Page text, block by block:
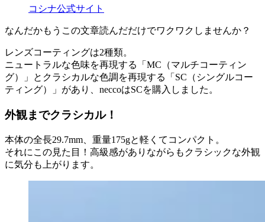
コシナ公式サイト
なんだかもうこの文章読んだだけでワクワクしませんか？
レンズコーティングは2種類。
ニュートラルな色味を再現する「MC（マルチコーティン
グ）」とクラシカルな色調を再現する「SC（シングルコー
ティング）」があり、neccoはSCを購入しました。
外観までクラシカル！
本体の全長29.7mm、重量175gと軽くてコンパクト。
それにこの見た目！高級感がありながらもクラシックな外観
に気分も上がります。